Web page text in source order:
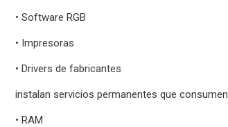
• Software RGB
• Impresoras
• Drivers de fabricantes
instalan servicios permanentes que consumen
• RAM